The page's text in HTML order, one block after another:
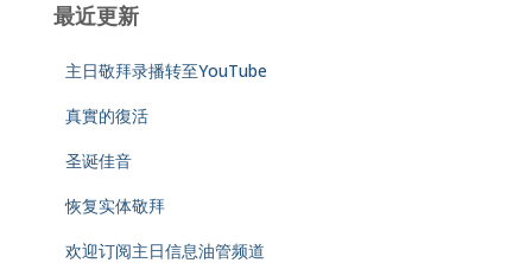
最近更新
主日敬拜录播转至YouTube
真實的復活
圣诞佳音
恢复实体敬拜
欢迎订阅主日信息油管频道